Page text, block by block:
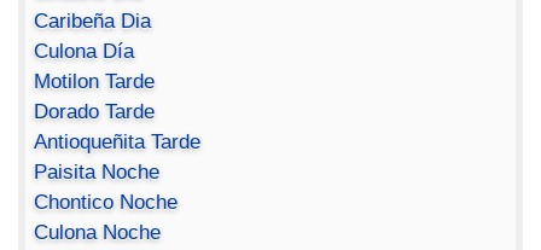
Caribeña Dia
Culona Día
Motilon Tarde
Dorado Tarde
Antioqueñita Tarde
Paisita Noche
Chontico Noche
Culona Noche